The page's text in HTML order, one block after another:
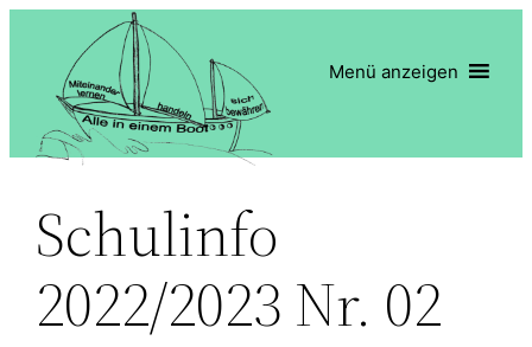
springen
Menü anzeigen
Schulinfo
2022/2023 Nr. 02